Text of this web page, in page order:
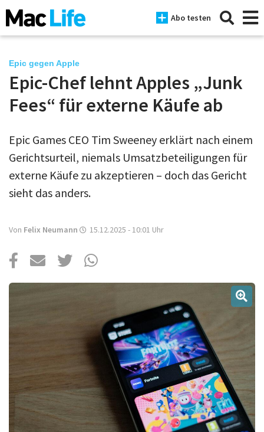
Abo testen
News
Mac
iPad
Tests
Über uns
Anmelden
Epic gegen Apple
Epic-Chef lehnt Apples „Junk
Fees“ für externe Käufe ab
Epic Games CEO Tim Sweeney erklärt nach einem
Gerichtsurteil, niemals Umsatzbeteiligungen für
externe Käufe zu akzeptieren – doch das Gericht
sieht das anders.
Von Felix Neumann 15.12.2025 - 10:01 Uhr